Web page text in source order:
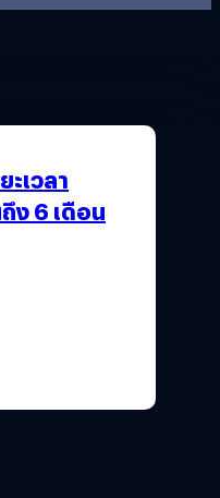
เวลา
ง 6 เดือน